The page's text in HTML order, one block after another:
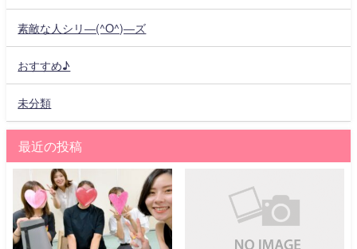
素敵な人シリ―(^O^)―ズ
おすすめ♪
未分類
最近の投稿